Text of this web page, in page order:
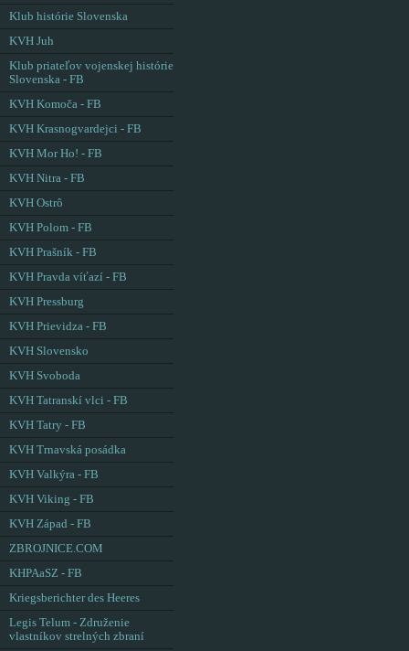
Klub histórie Slovenska
KVH Juh
Klub priateľov vojenskej histórie
Slovenska - FB
KVH Komoča - FB
KVH Krasnogvardejci - FB
KVH Mor Ho! - FB
KVH Nitra - FB
KVH Ostrô
KVH Polom - FB
KVH Prašník - FB
KVH Pravda víťazí - FB
KVH Pressburg
KVH Prievidza - FB
KVH Slovensko
KVH Svoboda
KVH Tatranskí vlci - FB
KVH Tatry - FB
KVH Trnavská posádka
KVH Valkýra - FB
KVH Viking - FB
KVH Západ - FB
ZBROJNICE.COM
KHPAaSZ - FB
Kriegsberichter des Heeres
Legis Telum - Združenie
vlastníkov strelných zbraní